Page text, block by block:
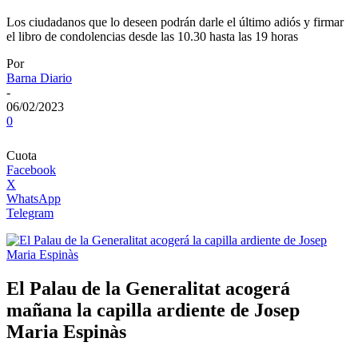
Los ciudadanos que lo deseen podrán darle el último adiós y firmar
el libro de condolencias desde las 10.30 hasta las 19 horas
Por
Barna Diario
-
06/02/2023
0
Cuota
Facebook
X
WhatsApp
Telegram
El Palau de la Generalitat acogerá
mañana la capilla ardiente de Josep
Maria Espinàs